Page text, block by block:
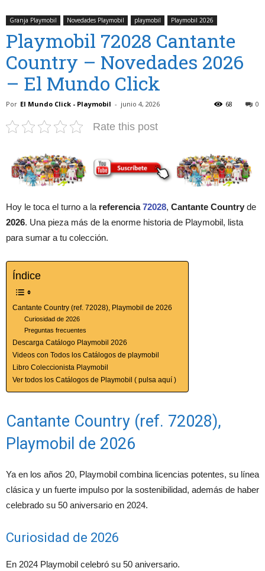
Granja Playmobil Novedades Playmobil playmobil Playmobil 2026
Playmobil 72028 Cantante
Country – Novedades 2026
– El Mundo Click
Por El Mundo Click - Playmobil - junio 4, 2026 0
68
Rate this post
Hoy le toca el turno a la referencia72028, Cantante Country de
2026. Una pieza más de la enorme historia de Playmobil, lista
para sumar a tu colección.
Índice
Cantante Country (ref. 72028), Playmobil de 2026
Curiosidad de 2026
Preguntas frecuentes
Descarga Catálogo Playmobil 2026
Videos con Todos los Catálogos de playmobil
Libro Coleccionista Playmobil
Ver todos los Catálogos de Playmobil ( pulsa aquí )
Cantante Country (ref. 72028),
Playmobil de 2026
Ya en los años 20, Playmobil combina licencias potentes, su línea
clásica y un fuerte impulso por la sostenibilidad, además de haber
celebrado su 50 aniversario en 2024.
Curiosidad de 2026
En 2024 Playmobil celebró su 50 aniversario.